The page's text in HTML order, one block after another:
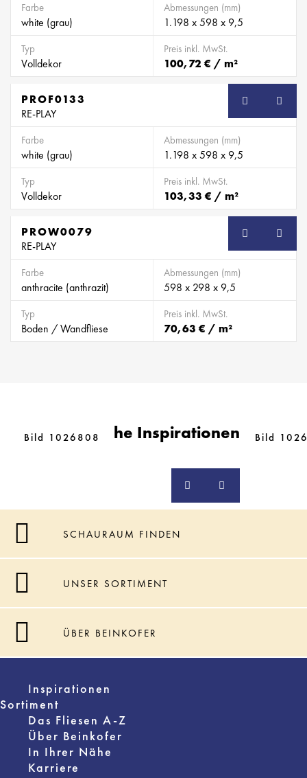
Farbe
white (grau)
Abmessungen (mm)
1.198 x 598 x 9,5
Typ
Volldekor
Preis inkl. MwSt.
100,72 € / m²
SB
PROF0133
RE-PLAY
Farbe
white (grau)
Abmessungen (mm)
1.198 x 598 x 9,5
Typ
Volldekor
Preis inkl. MwSt.
103,33 € / m²
SB
PROW0079
RE-PLAY
Farbe
anthracite (anthrazit)
Abmessungen (mm)
598 x 298 x 9,5
Typ
Boden / Wandfliese
Preis inkl. MwSt.
70,63 € / m²
Ähnliche Inspirationen
Bild 1026808 Bild
SCHAURAUM FINDEN
UNSER SORTIMENT
ÜBER BEINKOFER
Inspirationen
Sortiment
Das Fliesen A-Z
Über Beinkofer
In Ihrer Nähe
Karriere